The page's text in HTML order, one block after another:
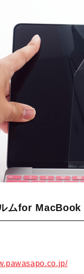
ムfor